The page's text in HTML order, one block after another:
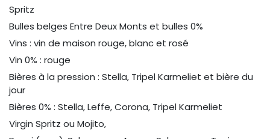
Spritz
Bulles belges Entre Deux Monts et bulles 0%
Vins : vin de maison rouge, blanc et rosé
Vin 0% : rouge
Bières à la pression : Stella, Tripel Karmeliet et bière du
jour
Bières 0% : Stella, Leffe, Corona, Tripel Karmeliet
Virgin Spritz ou Mojito,